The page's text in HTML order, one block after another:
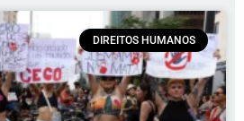
DIREITOS HUMANOS